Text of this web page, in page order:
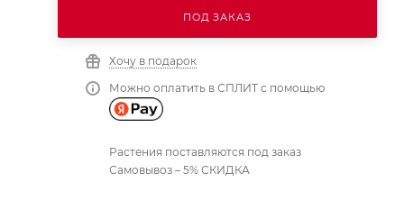
ПОД ЗАКАЗ
Хочу в подарок
Можно оплатить в СПЛИТ с помощью
Растения поставляются под заказ
Самовывоз – 5% СКИДКА